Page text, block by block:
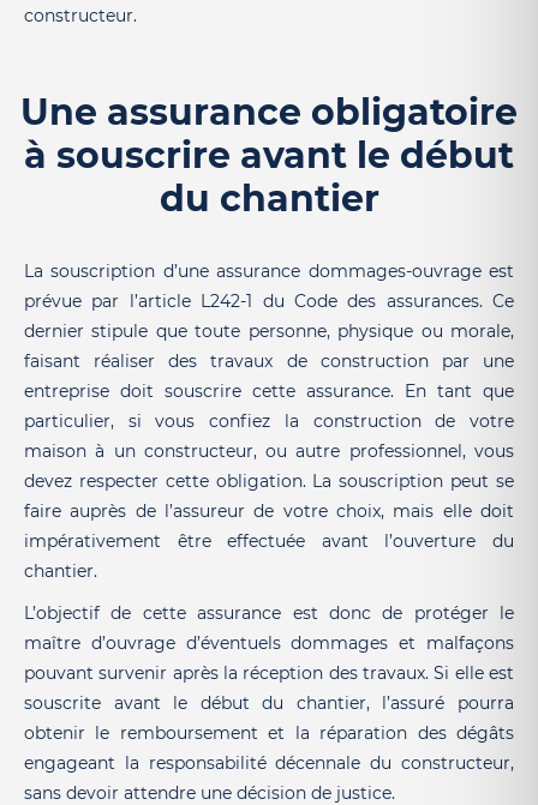
constructeur.
Une assurance obligatoire
à souscrire avant le début
du chantier
La souscription d’une assurance dommages-ouvrage est
prévue par l’article L242-1 du Code des assurances. Ce
dernier stipule que toute personne, physique ou morale,
faisant réaliser des travaux de construction par une
entreprise doit souscrire cette assurance. En tant que
particulier, si vous confiez la construction de votre
maison à un constructeur, ou autre professionnel, vous
devez respecter cette obligation. La souscription peut se
faire auprès de l’assureur de votre choix, mais elle doit
impérativement être effectuée avant l’ouverture du
chantier.
L’objectif de cette assurance est donc de protéger le
maître d’ouvrage d’éventuels dommages et malfaçons
pouvant survenir après la réception des travaux. Si elle est
souscrite avant le début du chantier, l’assuré pourra
obtenir le remboursement et la réparation des dégâts
engageant la responsabilité décennale du constructeur,
sans devoir attendre une décision de justice.